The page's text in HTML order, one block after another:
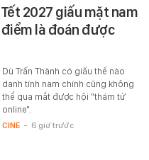
2027 giấu mặt nam
điểm là đoán được
Dù Trấn Thành có giấu thế nào
danh tính nam chính cũng không
thể qua mắt được hội "thám tử
online".
CINE - 6 giờ trước